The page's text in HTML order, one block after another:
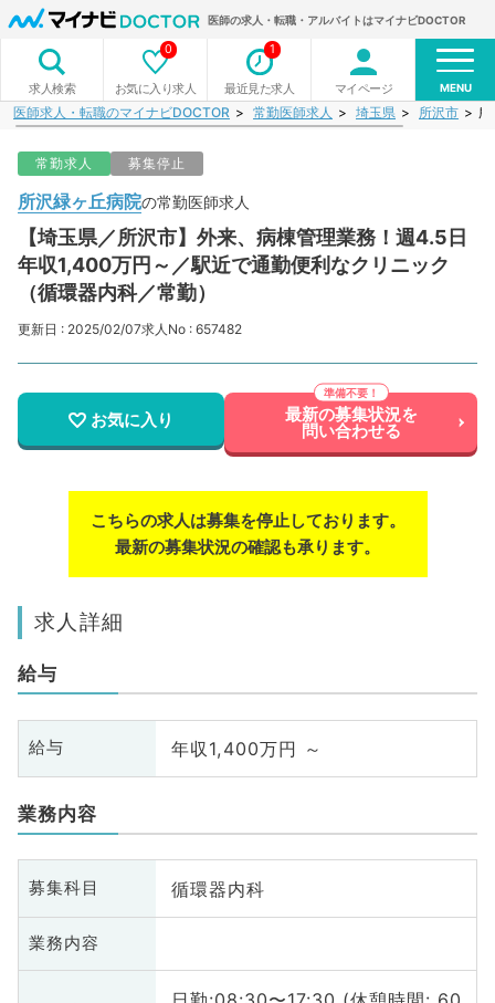
医師の求人・転職・アルバイトはマイナビDOCTOR
求人検索 お気に入り求人
0
最近見た求人
1
マイページ MENU
医師求人・転職のマイナビDOCTOR 常勤医師求人 埼玉県 所沢市
常勤求人 募集停止
所沢緑ヶ丘病院の常勤医師求人
【埼玉県／所沢市】外来、病棟管理業務！週4.5日
年収1,400万円～／駅近で通勤便利なクリニック
（循環器内科／常勤）
更新日 : 2025/02/07求人No : 657482
お気に入り 最新の募集状況を
問い合わせる
こちらの求人は募集を停止しております。
最新の募集状況の確認も承ります。
求人詳細
給与
給与 年収1,400万円 ～
業務内容
募集科目 循環器内科
業務内容